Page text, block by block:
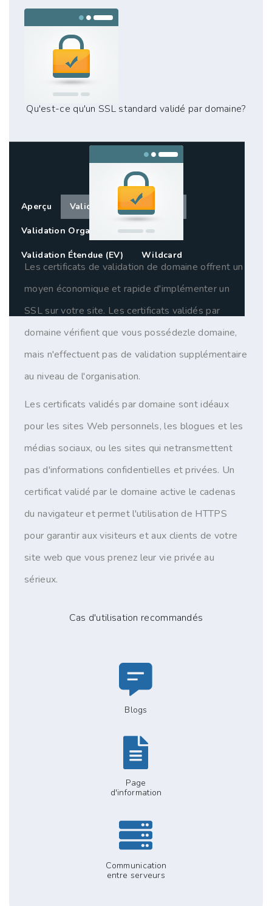
Aperçu Validation Domaine (DV)
Validation Organisation (OV)
Validation Étendue (EV) Wildcard
Qu'est-ce qu'un SSL standard validé par domaine?
Les certificats de validation de domaine offrent un
moyen économique et rapide d'implémenter un
SSL sur votre site. Les certificats validés par
domaine vérifient que vous possédezle domaine,
mais n'effectuent pas de validation supplémentaire
au niveau de l'organisation.
Les certificats validés par domaine sont idéaux
pour les sites Web personnels, les blogues et les
médias sociaux, ou les sites qui netransmettent
pas d'informations confidentielles et privées. Un
certificat validé par le domaine active le cadenas
du navigateur et permet l'utilisation de HTTPS
pour garantir aux visiteurs et aux clients de votre
site web que vous prenez leur vie privée au
sérieux.
Cas d'utilisation recommandés
Blogs
Page
d'information
Communication
entre serveurs